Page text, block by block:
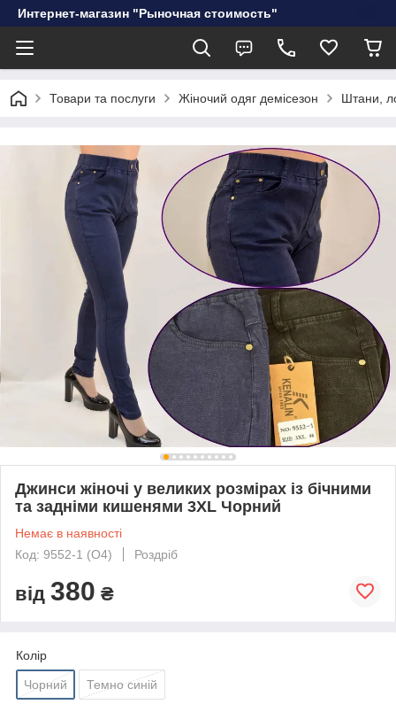
Интернет-магазин "Рыночная стоимость"
Товари та послуги Жіночий одяг демісезон Штани,
Джинси жіночі у великих розмірах із бічними
та задніми кишенями 3XL Чорний
Немає в наявності
Код: 9552-1 (О4)
Роздріб
від 380 ₴
Колір
Чорний Темно синій